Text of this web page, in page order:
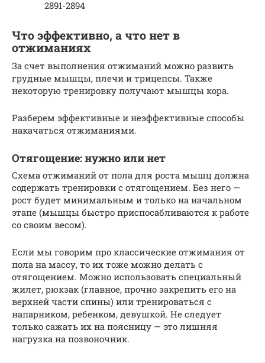
2891-2894
Что эффективно, а что нет в
отжиманиях
За счет выполнения отжиманий можно развить
грудные мышцы, плечи и трицепсы. Также
некоторую тренировку получают мышцы кора.
Разберем эффективные и неэффективные способы
накачаться отжиманиями.
Отягощение: нужно или нет
Схема отжиманий от пола для роста мышц должна
содержать тренировки с отягощением. Без него —
рост будет минимальным и только на начальном
этапе (мышцы быстро приспосабливаются к работе
со своим весом).
Если мы говорим про классические отжимания от
пола на массу, то их тоже можно делать с
отягощением. Можно использовать специальный
жилет, рюкзак (главное, прочно закрепить его на
верхней части спины) или тренироваться с
напарником, ребенком, девушкой. Не следует
только сажать их на поясницу — это лишняя
нагрузка на позвоночник.